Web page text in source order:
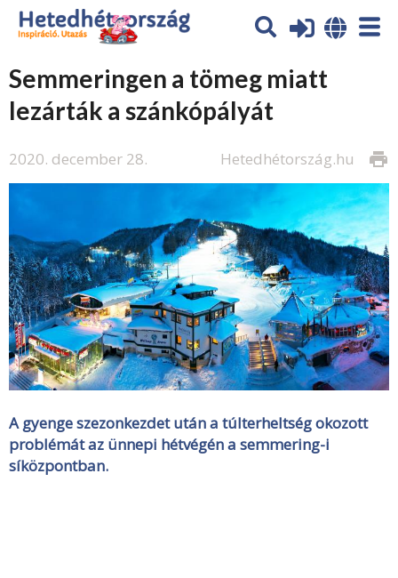
Semmeringen a tömeg miatt
lezárták a szánkópályát
2020. december 28. print
Hetedhétország.hu
A gyenge szezonkezdet után a túlterheltség okozott
problémát az ünnepi hétvégén a semmering-i
síközpontban.